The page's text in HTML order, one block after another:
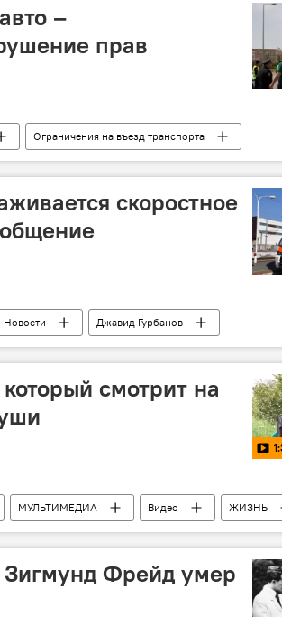
–
прав
Ограничения на въезд транспорта
скоростное
Новости
Джавид Гурбанов
Высокоскоростные поезда
смотрит на
МУЛЬТИМЕДИА Видео
ЖИЗНЬ
Адресная социальная помощь
Зигмунд Фрейд умер